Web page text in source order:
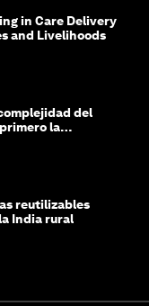
in Care Delivery
and Livelihoods
del
la
reutilizables
India rural